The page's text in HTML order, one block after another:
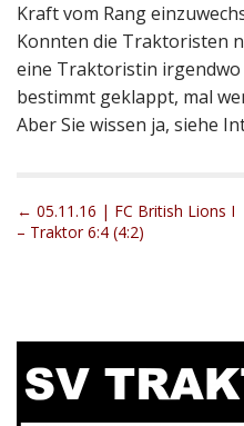
Kraft vom Rang
Konnten die Traktoristen
eine Traktoristin
bestimmt geklappt, mal
Aber Sie wissen ja, siehe
P
o
v
i
← 05.11.16 | FC British Lions I
– Traktor 6:4 (4:2)